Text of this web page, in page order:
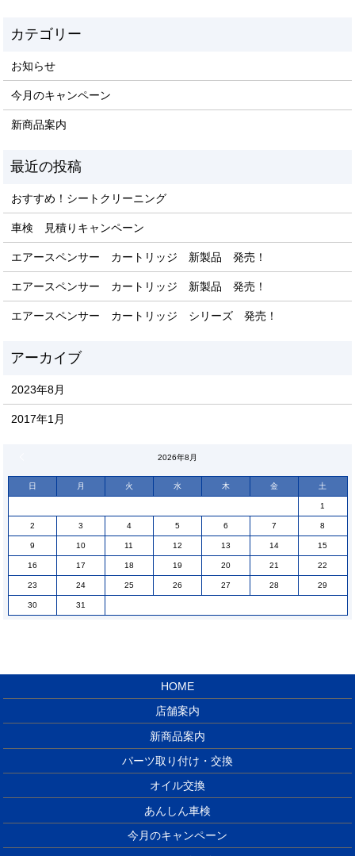
お知らせ
今月のキャンペーン
新商品案内
おすすめ！シートクリーニング
車検 見積りキャンペーン
エアースペンサー カートリッジ 新製品 発売！
エアースペンサー カートリッジ 新製品 発売！
エアースペンサー カートリッジ シリーズ 発売！
2023年8月
2017年1月
2026年8月
日 月 火 水 木 金 土
1
2 3 4 5 6 7 8
9 10 11 12 13 14 15
16 17 18 19 20 21 22
23 24 25 26 27 28 29
30 31
HOME
店舗案内
新商品案内
パーツ取り付け・交換
オイル交換
あんしん車検
今月のキャンペーン